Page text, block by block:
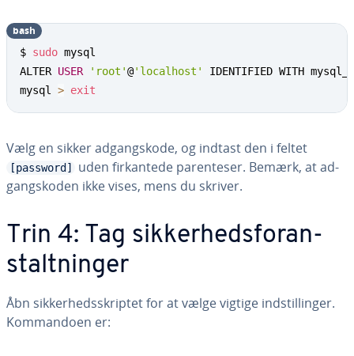
$ sudo mysql
ALTER USER 'root'@'localhost'
IDENTIFIED WITH
mysql > exit
bash
Vælg en sikker ad­gangs­ko­de, og indtast den i feltet
[password]
uden fir­kan­te­de pa­ren­te­ser. Bemærk, at ad­
gangs­ko­den ikke vises, mens du skriver.
Trin 4: Tag sik­ker­heds­for­an­
stalt­nin­ger
Åbn sik­ker­heds­skrip­tet for at vælge vigtige indstil­lin­ger.
Kom­man­do­en er: